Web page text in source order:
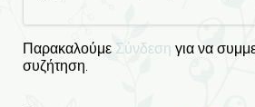
Παρακαλούμε Σύνδεση για να
συζήτηση.